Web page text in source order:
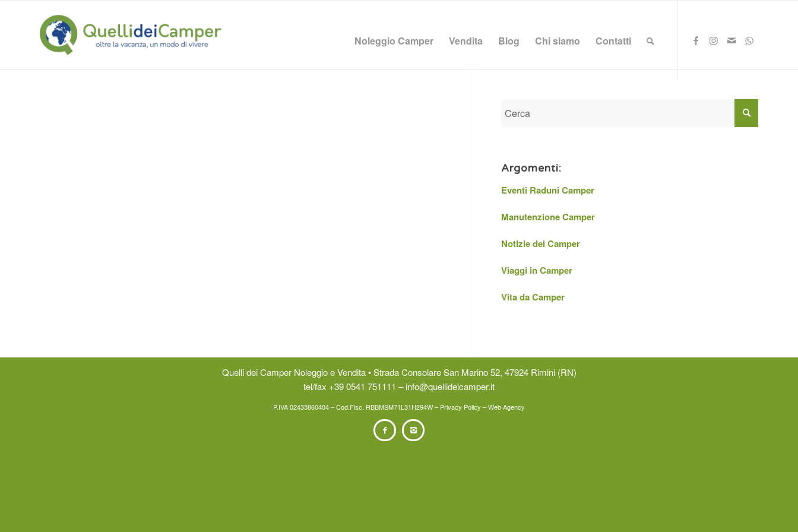
Noleggio Camper Vendita Blog Chi siamo Contatti
Argomenti:
Eventi Raduni Camper
Manutenzione Camper
Notizie dei Camper
Viaggi in Camper
Vita da Camper
Quelli dei Camper Noleggio e Vendita • Strada Consolare San Marino 52, 47924 Rimini (RN)
tel/fax +39 0541 751111 –info@quellideicamper.it
P.IVA 02435860404 – Cod.Fisc. RBBMSM71L31H294W – Privacy Policy –Web Agency